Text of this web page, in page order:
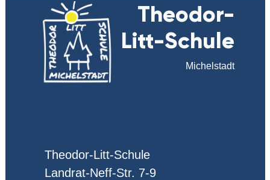
Theodor-
Litt-Schule
Michelstadt
Theodor-Litt-Schule
Landrat-Neff-Str. 7-9